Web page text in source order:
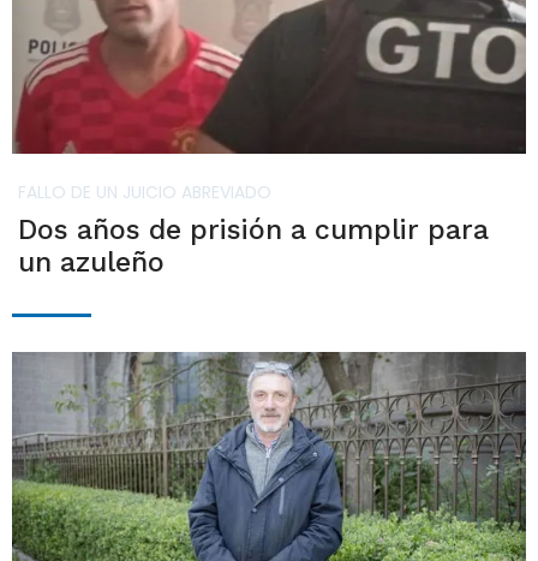
FALLO DE UN JUICIO ABREVIADO
Dos años de prisión a cumplir para
un azuleño